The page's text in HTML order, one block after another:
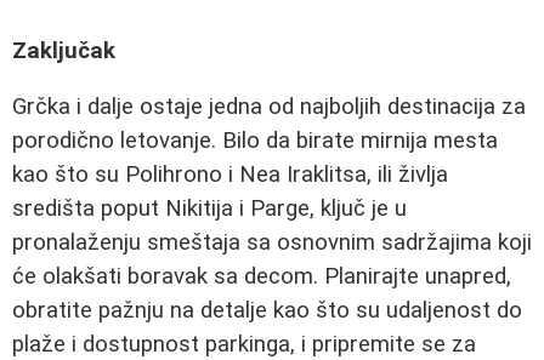
Zaključak
Grčka i dalje ostaje jedna od najboljih destinacija za
porodično letovanje. Bilo da birate mirnija mesta
kao što su Polihrono i Nea Iraklitsa, ili življa
središta poput Nikitija i Parge, ključ je u
pronalaženju smeštaja sa osnovnim sadržajima koji
će olakšati boravak sa decom. Planirajte unapred,
obratite pažnju na detalje kao što su udaljenost do
plaže i dostupnost parkinga, i pripremite se za